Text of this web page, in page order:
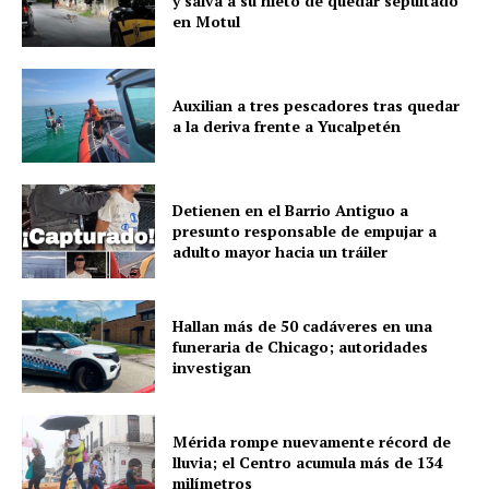
SUBSCRIBE NOW
Menú
Yucatán
Sociedad y Negocios
Policíacas
Deportes
Política
Municipios
en Motul
Auxilian a tres pescadores tras quedar
a la deriva frente a Yucalpetén
Detienen en el Barrio Antiguo a
presunto responsable de empujar a
adulto mayor hacia un tráiler
Hallan más de 50 cadáveres en una
funeraria de Chicago; autoridades
investigan
Mérida rompe nuevamente récord de
lluvia; el Centro acumula más de 134
milímetros